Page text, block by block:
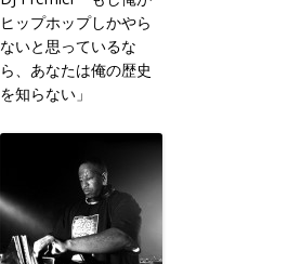
ヒップホップしかやら
ないと思っているな
ら、あなたは俺の歴史
を知らない」